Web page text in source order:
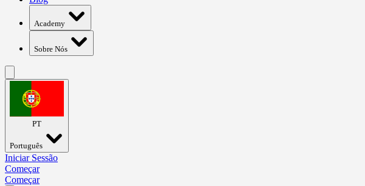
Academy
Sobre Nós
PT
Português
Iniciar Sessão
Começar
Começar